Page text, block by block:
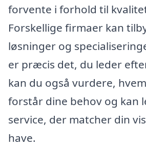
forvente i forhold til
Forskellige firmaer kan
løsninger og
er præcis det, du leder
kan du også vurdere,
forstår dine behov og kan
service, der matcher din
have.